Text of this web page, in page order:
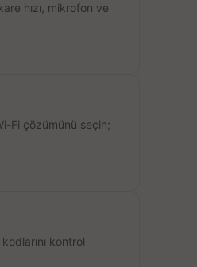
hızı, mikrofon ve
Fi çözümünü seçin;
kontrol